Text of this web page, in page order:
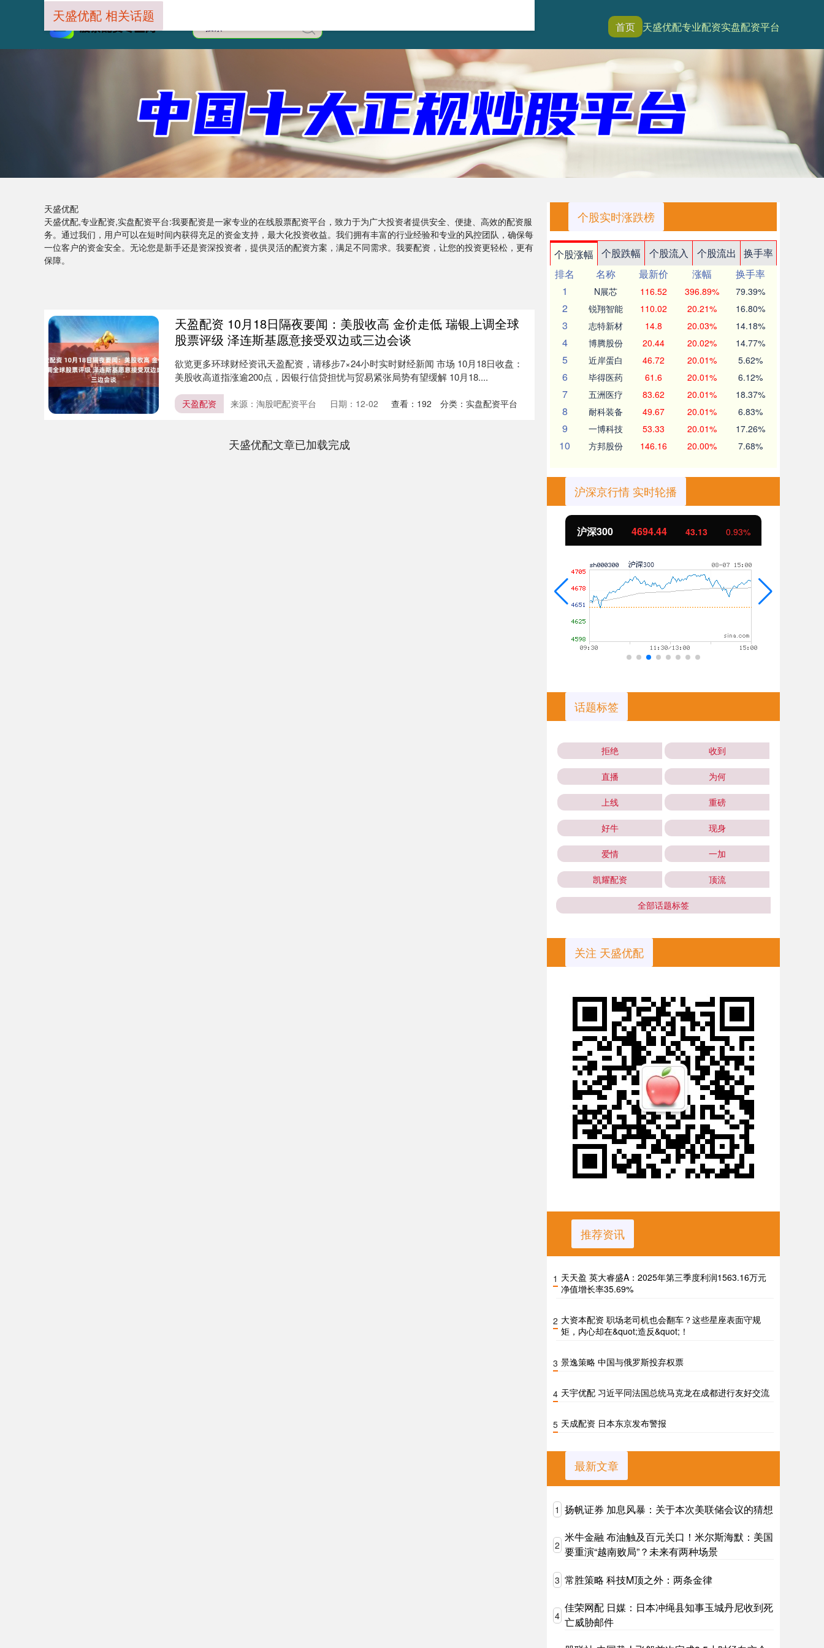
首页 天盛优配专业配资实盘配资平台
天盛优配
天盛优配,专业配资,实盘配资平台:我要配资是一家专业的在线股票配资平台，致力于为广大投资者提供安全、便捷、高效的配资服
务。通过我们，用户可以在短时间内获得充足的资金支持，最大化投资收益。我们拥有丰富的行业经验和专业的风控团队，确保每
一位客户的资金安全。无论您是新手还是资深投资者，提供灵活的配资方案，满足不同需求。我要配资，让您的投资更轻松，更有
保障。
天盛优配 相关话题
天盈配资 10月18日隔夜要闻：美股收高 金价走低 瑞银上调全球
股票评级 泽连斯基愿意接受双边或三边会谈
欲览更多环球财经资讯天盈配资，请移步7×24小时实时财经新闻 市场 10月18日收盘：
美股收高道指涨逾200点，因银行信贷担忧与贸易紧张局势有望缓解 10月18....
天盈配资 来源：淘股吧配资平台 日期：12-02 查看： 192 分类： 实盘配资平台
天盛优配文章已加载完成
个股实时涨跌榜
个股涨幅 个股跌幅 个股流入 个股流出
换手率
排名
名称 最新价 涨幅
换手率
1
N展芯 116.52 396.89% 79.39%
2 锐翔智能 110.02 20.21% 16.80%
3 志特新材 14.8 20.03% 14.18%
4 博腾股份 20.44 20.02% 14.77%
5 近岸蛋白 46.72 20.01% 5.62%
6 毕得医药 61.6 20.01% 6.12%
7 五洲医疗 83.62 20.01% 18.37%
8 耐科装备 49.67 20.01% 6.83%
9 一博科技 53.33 20.01% 17.26%
10 方邦股份 146.16 20.00% 7.68%
沪深京行情 实时轮播
沪深300 4694.44 43.13 0.93%
话题标签
拒绝 收到
直播 为何
上线 重磅
好牛 现身
爱情 一加
凯耀配资 顶流
全部话题标签
关注 天盛优配
推荐资讯
1 天天盈 英大睿盛A：2025年第三季度利润1563.16万元
净值增长率35.69%
2 大资本配资 职场老司机也会翻车？这些星座表面守规
矩，内心却在&quot;造反&quot;！
3 景逸策略 中国与俄罗斯投弃权票
4 天宇优配 习近平同法国总统马克龙在成都进行友好交流
5 天成配资 日本东京发布警报
最新文章
1 扬帆证券 加息风暴：关于本次美联储会议的猜想
2
米牛金融 布油触及百元关口！米尔斯海默：美国
要重演“越南败局”？未来有两种场景
3 常胜策略 科技M顶之外：两条金律
4
佳荣网配 日媒：日本冲绳县知事玉城丹尼收到死
亡威胁邮件